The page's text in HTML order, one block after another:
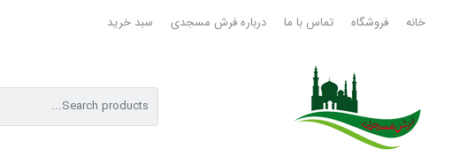
خانه فروشگاه تماس با ما درباره فرش مسجدی سبد خرید